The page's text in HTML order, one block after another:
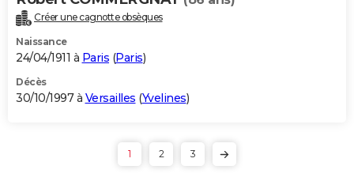
Créer une cagnotte obsèques
Naissance
24/04/1911 à Paris (Paris)
Décès
30/10/1997 à Versailles (Yvelines)
1 2 3